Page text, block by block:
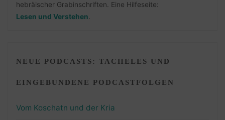
hebräischer Grabinschriften. Eine Hilfeseite:
Lesen und Verstehen
NEUE PODCASTS: TACHELES UND
EINGEBUNDENE PODCASTFOLGEN
Vom Koschatn und der Kria